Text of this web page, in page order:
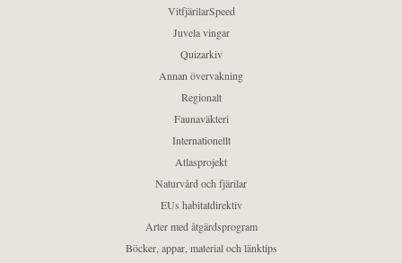
VitfjärilarSpeed
Juvela vingar
Quizarkiv
Annan övervakning
Regionalt
Faunaväkteri
Internationellt
Atlasprojekt
Naturvård och fjärilar
EUs habitatdirektiv
Arter med åtgärdsprogram
Böcker, appar, material och länktips